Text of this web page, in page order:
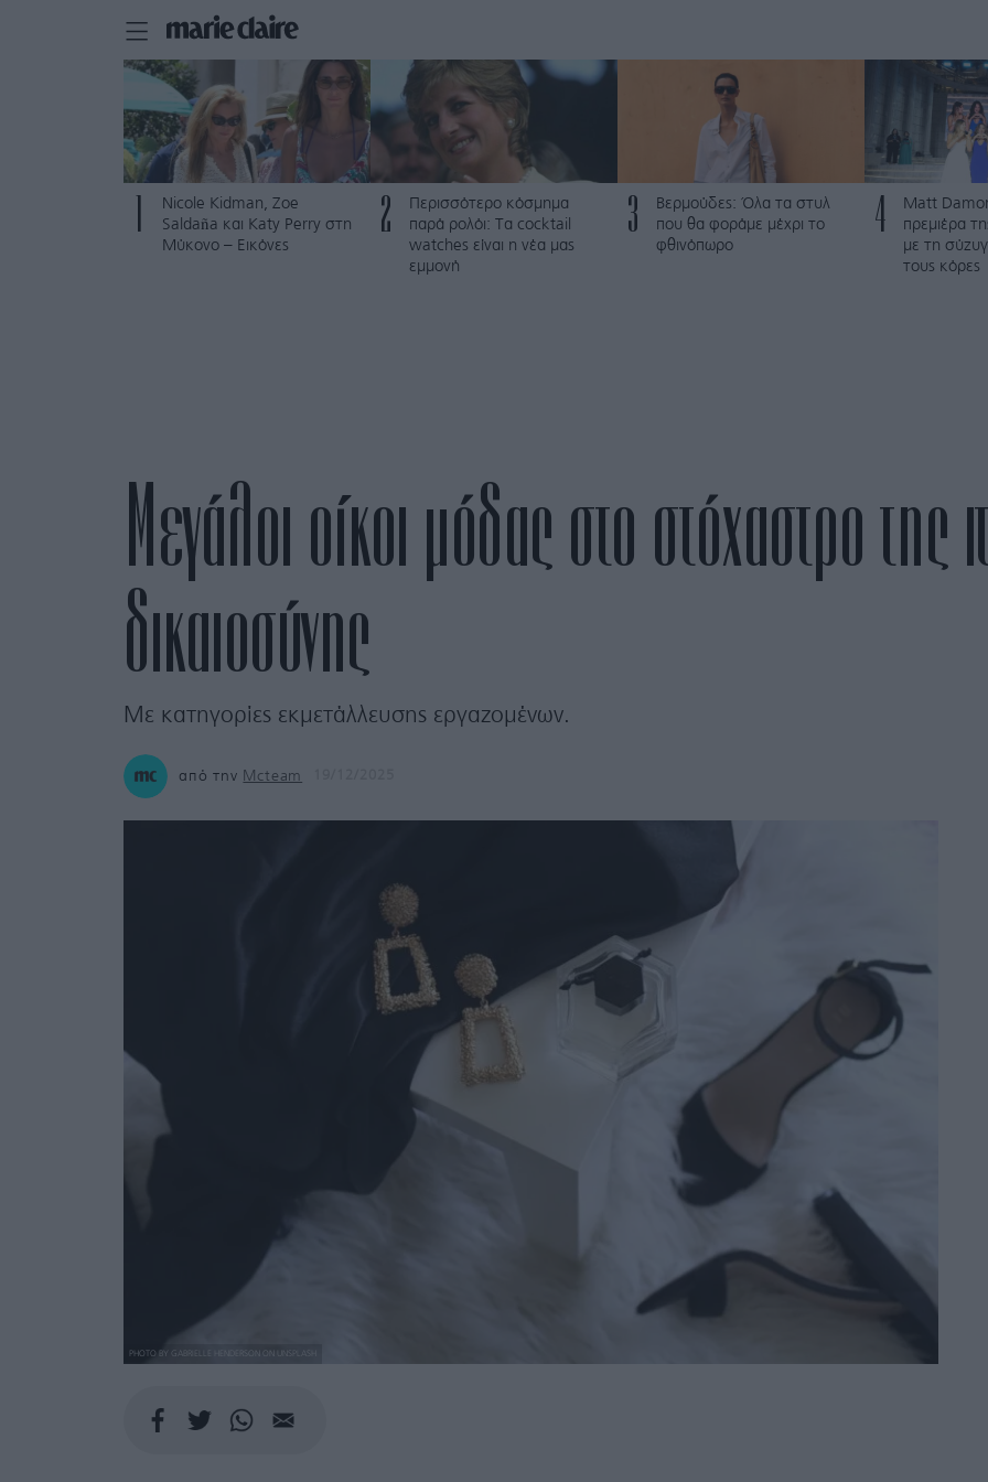
Nicole Kidman, Zoe
Saldaña και Katy Perry στη
Μύκονο – Εικόνες
2
Περισσότερο κόσμημα
παρά ρολόι: Τα cocktail
watches είναι η νέα μας
εμμονή
3
Βερμούδες: Όλα τα στυλ
που θα φοράμε μέχρι το
φθινόπωρο
4
Matt
πρεμιέρα
με τη
τους κόρες
Μεγάλοι οίκοι μόδας στο στόχαστρο της
δικαιοσύνης
Με κατηγορίες εκμετάλλευσης εργαζομένων.
από την Mcteam
PHOTO BY GABRIELLE HENDERSON ON UNSPLASH